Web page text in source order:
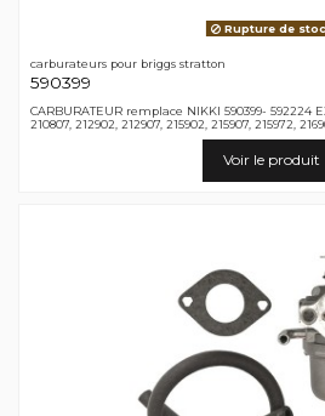
Rupture de
carburateurs pour briggs stratton
590399
CARBURATEUR remplace NIKKI 590399- 592224
210807, 212902, 212907, 215902, 215907, 215972,
Voir le produit